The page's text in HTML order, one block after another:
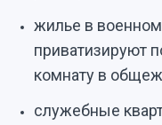
жилье в
приватизируют
комнату в
служебные